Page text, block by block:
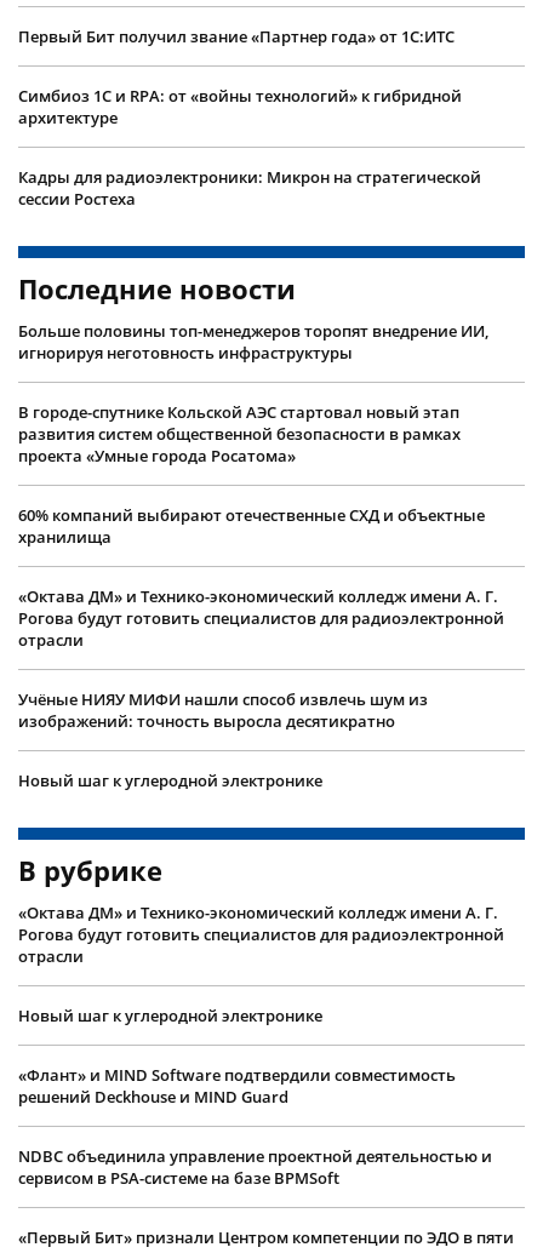
Первый Бит получил звание «Партнер года» от 1С:ИТС
Симбиоз 1С и RPA: от «войны технологий» к гибридной
архитектуре
Кадры для радиоэлектроники: Микрон на стратегической
сессии Ростеха
Последние новости
Больше половины топ-менеджеров торопят внедрение ИИ,
игнорируя неготовность инфраструктуры
В городе-спутнике Кольской АЭС стартовал новый этап
развития систем общественной безопасности в рамках
проекта «Умные города Росатома»
60% компаний выбирают отечественные СХД и объектные
хранилища
«Октава ДМ» и Технико-экономический колледж имени А. Г.
Рогова будут готовить специалистов для радиоэлектронной
отрасли
Учëные НИЯУ МИФИ нашли способ извлечь шум из
изображений: точность выросла десятикратно
Новый шаг к углеродной электронике
В рубрике
«Октава ДМ» и Технико-экономический колледж имени А. Г.
Рогова будут готовить специалистов для радиоэлектронной
отрасли
Новый шаг к углеродной электронике
«Флант» и MIND Software подтвердили совместимость
решений Deckhouse и MIND Guard
NDBC объединила управление проектной деятельностью и
сервисом в PSA-системе на базе BPMSoft
«Первый Бит» признали Центром компетенции по ЭДО в пяти